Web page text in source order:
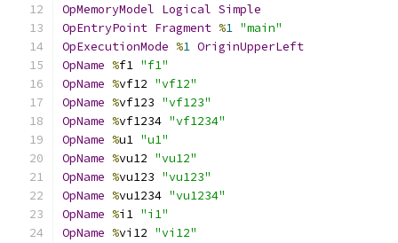
OpMemoryModel Logical Simple
OpEntryPoint Fragment %1 "main"
OpExecutionMode %1 OriginUpperLeft
OpName %f1 "f1"
OpName %vf12 "vf12"
OpName %vf123 "vf123"
OpName %vf1234 "vf1234"
OpName %u1 "u1"
OpName %vu12 "vu12"
OpName %vu123 "vu123"
OpName %vu1234 "vu1234"
OpName %i1 "i1"
OpName %vi12 "vi12"